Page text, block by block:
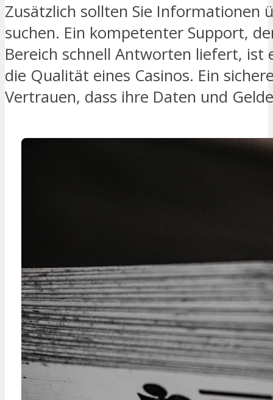
Zusätzlich sollten Sie Informationen
suchen. Ein kompetenter Support,
Bereich schnell Antworten liefert, ist
die Qualität eines Casinos. Ein
Vertrauen, dass ihre Daten und